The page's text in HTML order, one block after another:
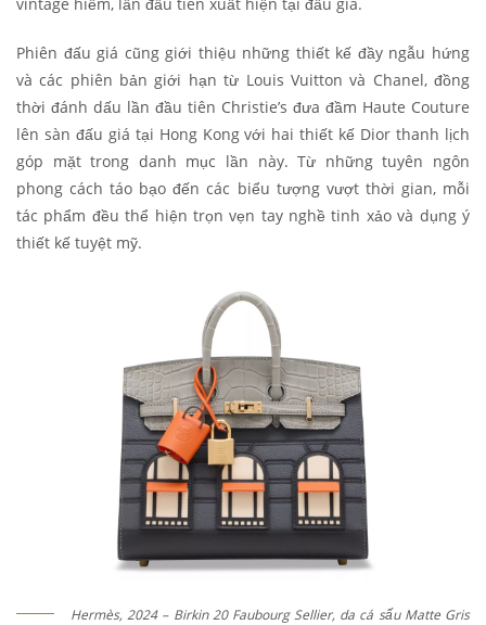
vintage hiếm, lần đầu tiên xuất hiện tại đấu giá.
Phiên đấu giá cũng giới thiệu những thiết kế đầy ngẫu hứng
và các phiên bản giới hạn từ Louis Vuitton và Chanel, đồng
thời đánh dấu lần đầu tiên Christie’s đưa đầm Haute Couture
lên sàn đấu giá tại Hong Kong với hai thiết kế Dior thanh lịch
góp mặt trong danh mục lần này. Từ những tuyên ngôn
phong cách táo bạo đến các biểu tượng vượt thời gian, mỗi
tác phẩm đều thể hiện trọn vẹn tay nghề tinh xảo và dụng ý
thiết kế tuyệt mỹ.
Hermès, 2024 – Birkin 20 Faubourg Sellier, da cá sấu Matte Gris